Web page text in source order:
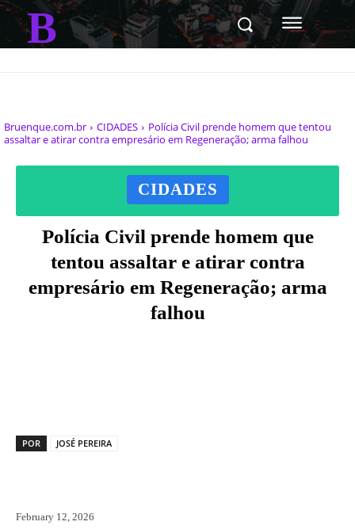
B
Bruenque.com.br CIDADES
Polícia Civil prende homem que tentou
assaltar e atirar contra empresário em Regeneração; arma falhou
CIDADES
Polícia Civil prende homem que
tentou assaltar e atirar contra
empresário em Regeneração; arma
falhou
POR JOSÉ PEREIRA
February 12, 2026